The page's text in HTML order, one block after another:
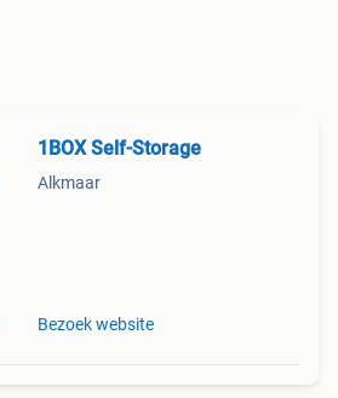
1BOX Self-Storage
Alkmaar
Bezoek website